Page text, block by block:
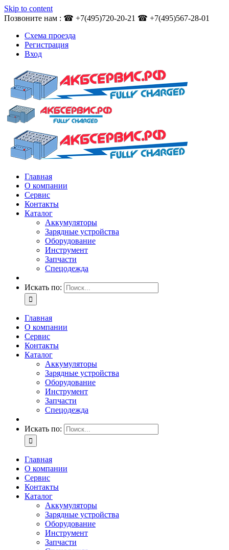
Skip to content
Позвоните нам : ☎ +7(495)720-20-21 ☎ +7(495)567-28-01
Схема проезда
Регистрация
Вход
Главная
О компании
Сервис
Контакты
Каталог
Аккумуляторы
Зарядные устройства
Оборудование
Инструмент
Запчасти
Спецодежда
Искать по:
Главная
О компании
Сервис
Контакты
Каталог
Аккумуляторы
Зарядные устройства
Оборудование
Инструмент
Запчасти
Спецодежда
Искать по:
Главная
О компании
Сервис
Контакты
Каталог
Аккумуляторы
Зарядные устройства
Оборудование
Инструмент
Запчасти